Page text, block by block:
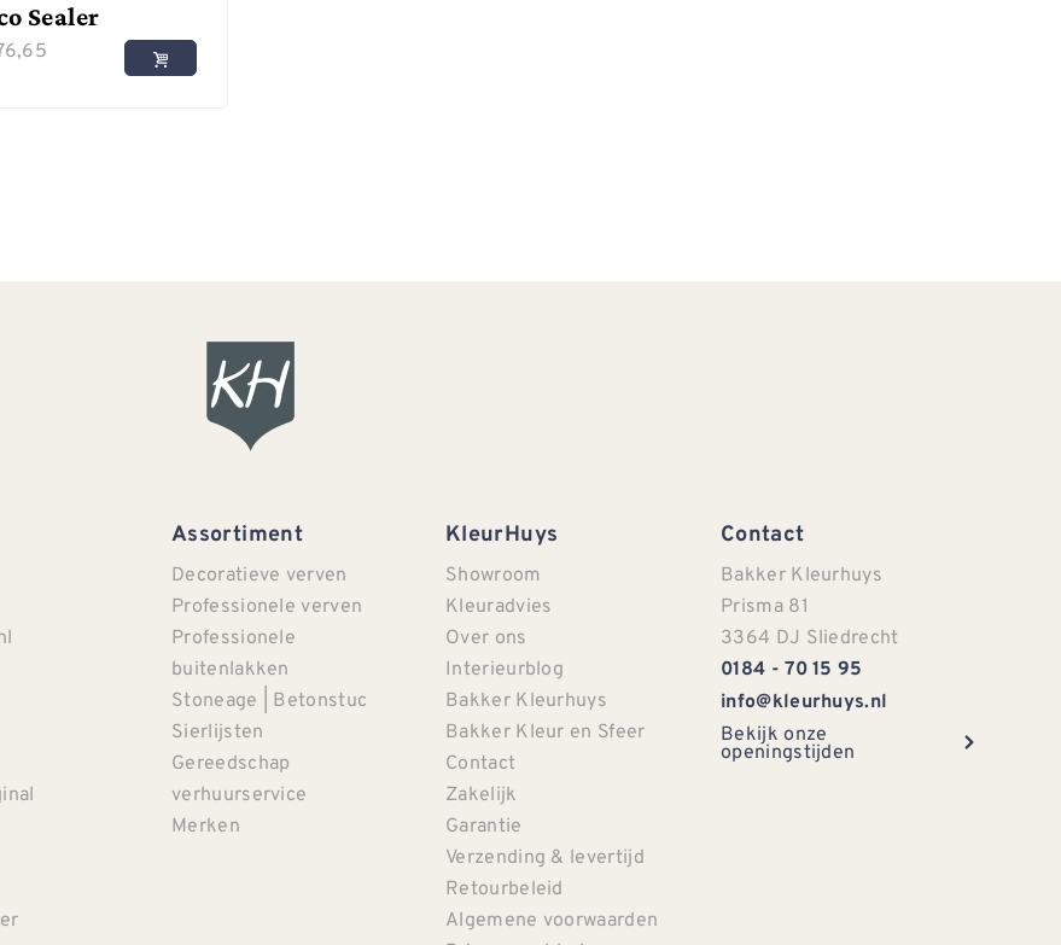
Sealer
Assortiment
Decoratieve verven
Professionele verven
Professionele
buitenlakken
Stoneage | Betonstuc
Sierlijsten
Gereedschap
verhuurservice
Merken
KleurHuys
Showroom
Kleuradvies
Over ons
Interieurblog
Bakker Kleurhuys
Bakker Kleur en Sfeer
Contact
Zakelijk
Garantie
Verzending & levertijd
Retourbeleid
Algemene voorwaarden
Contact
Bakker Kleurhuys
Prisma 81
3364 DJ Sliedrecht
0184 - 70 15 95
info@kleurhuys.nl
Bekijk onze
openingstijden